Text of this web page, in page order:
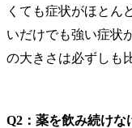
くても症状がほとん
いだけでも強い症状
の大きさは必ずしも
Q2：薬を飲み続けな